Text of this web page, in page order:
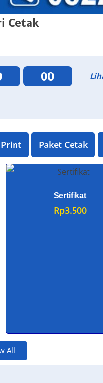
Cetak
00
Print Paket Cetak
Sertifikat
Rp3.500
All